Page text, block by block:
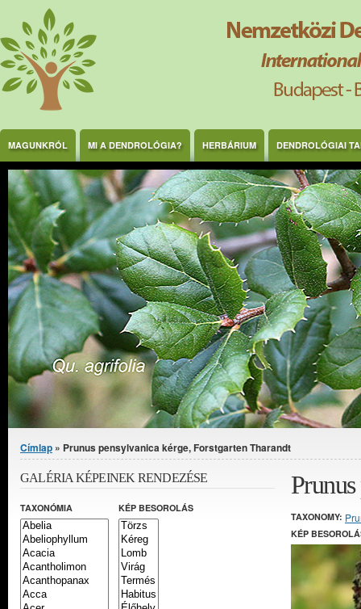
Ugrás a tartalomra
MAGUNKRÓL MI A DENDROLÓGIA? HERBÁRIUM DENDROLÓGIAI
Jelenlegi hely
Címlap » Prunus pensylvanica kérge, Forstgarten Tharandt
TAXONOMY:
KÉP
GALÉRIA KÉPEINEK RENDEZÉSE
TAXONÓMIA KÉP BESOROLÁS